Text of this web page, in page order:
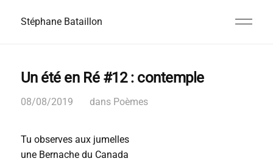
Stéphane Bataillon
Un été en Ré #12 : contemple
08/08/2019 dans Poèmes
Tu observes aux jumelles
une Bernache du Canada